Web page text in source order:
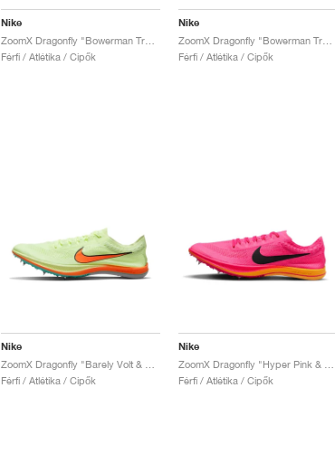
Nike
ZoomX Dragonfly "Bowerman Track Club"
Férfi / Atlétika / Cipők
Nike
ZoomX Dragonfly "Bowerman Track Club"
Férfi / Atlétika / Cipők
Nike
Férfi / Atlétika / Cipők
Nike
Férfi / Atlétika / Cipők